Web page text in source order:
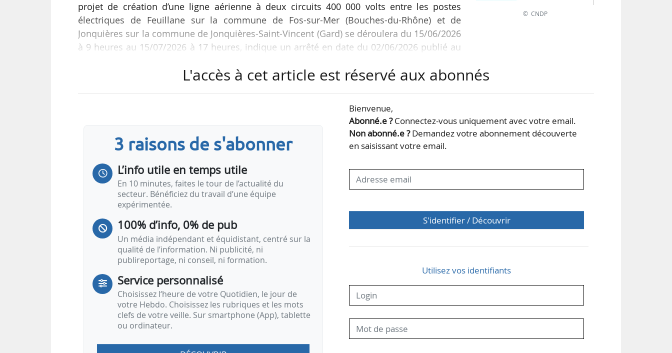
projet de création d’une ligne aérienne à deux circuits 400 000 volts entre les postes
électriques de Feuillane sur la commune de Fos-sur-Mer (Bouches-du-Rhône) et de
Jonquières sur la commune de Jonquières-Saint-Vincent (Gard) se déroulera du 15/06/2026
à 9 heures au 15/07/2026 à 17 heures, indique un arrêté en date du 02/06/2026 publié au
d’urbanisme des communes d’Arles, Saint-Martin-de-Crau, Fos-sur-Mer, Beaucaire,
Bellegarde, Fourques, Jonquières-Saint-Vincent, ainsi que des schémas de cohérence…
© CNDP
L'accès à cet article est réservé aux abonnés
3 raisons de s'abonner
L’info utile en temps utile
En 10 minutes, faites le tour de l’actualité du
secteur. Bénéficiez du travail d’une équipe
expérimentée.
100% d’info, 0% de pub
Un média indépendant et équidistant, centré sur la
qualité de l’information. Ni publicité, ni
publireportage, ni conseil, ni formation.
Service personnalisé
Choisissez l‘heure de votre Quotidien, le jour de
votre Hebdo. Choisissez les rubriques et les mots
clefs de votre veille. Sur smartphone (App), tablette
ou ordinateur.
Bienvenue,
Abonné.e ?Connectez-vous uniquement avec votre email.
Non abonné.e ?Demandez votre abonnement découverte
en saisissant votre email.
S'identifier / Découvrir
Utilisez vos identifiants